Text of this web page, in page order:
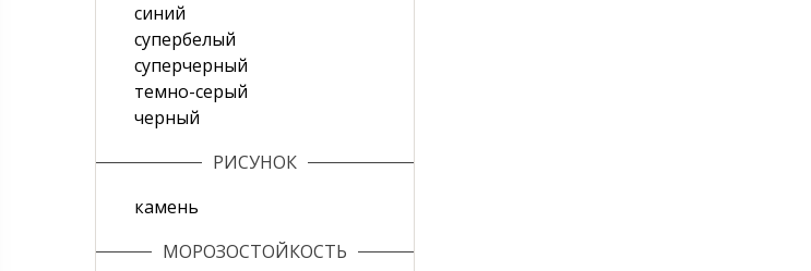
синий
супербелый
суперчерный
темно-серый
черный
РИСУНОК
камень
МОРОЗОСТОЙКОСТЬ